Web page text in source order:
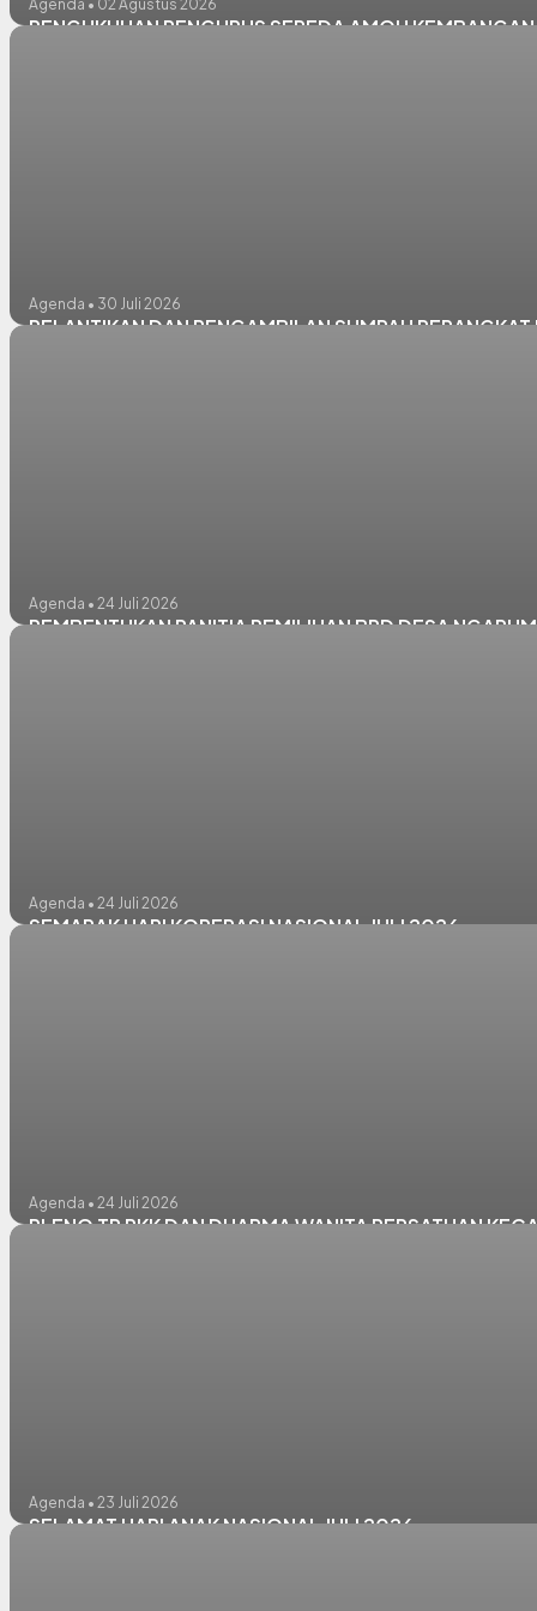
Agenda • 02 Agustus 2026
PENGUKUHAN PENGURUS SEPEDA AMOH
Agenda • 30 Juli 2026
PELANTIKAN DAN PENGAMBILAN SUMPAH
Agenda • 24 Juli 2026
PEMBENTUKAN PANITIA PEMILIHAN BPD DESA
Agenda • 24 Juli 2026
SEMARAK HARI KOPERASI NASIONAL JULI 2026
Agenda • 24 Juli 2026
PLENO TP PKK DAN DHARMA WANITA PERSATUAN
Agenda • 23 Juli 2026
SELAMAT HARI ANAK NASIONAL JULI 2026